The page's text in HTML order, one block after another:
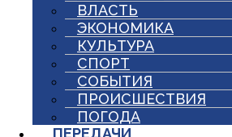
ВЛАСТЬ
ЭКОНОМИКА
КУЛЬТУРА
СПОРТ
СОБЫТИЯ
ПРОИСШЕСТВИЯ
ПОГОДА
ПЕРЕДАЧИ